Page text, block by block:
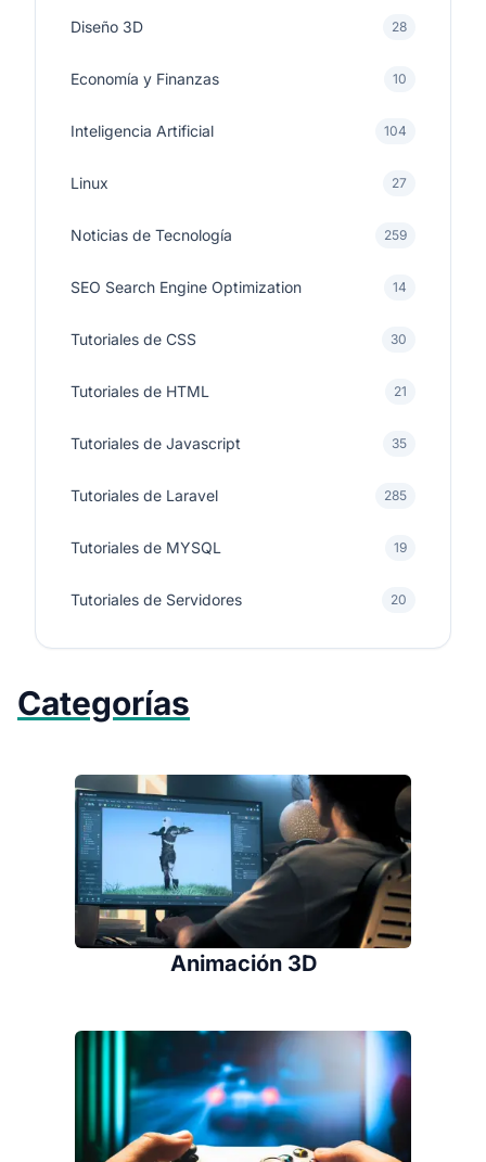
Diseño 3D 28
Economía y Finanzas 10
Inteligencia Artificial 104
Linux 27
Noticias de Tecnología 259
SEO Search Engine Optimization 14
Tutoriales de CSS 30
Tutoriales de HTML 21
Tutoriales de Javascript 35
Tutoriales de Laravel 285
Tutoriales de MYSQL 19
Tutoriales de Servidores 20
Categorías
Animación 3D